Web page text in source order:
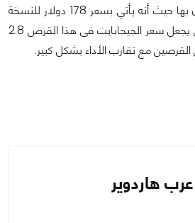
قمة الأداء لمدة لا يُستهان بها حيث أنه يأتي بسعر 178 دولار للنسخة
ذات مساحة 512GB والذى يجعل سعر الجيجابايت فى هذا القرص 2.8
مع تقارب الأداء بشكل كبير.
هاردوير